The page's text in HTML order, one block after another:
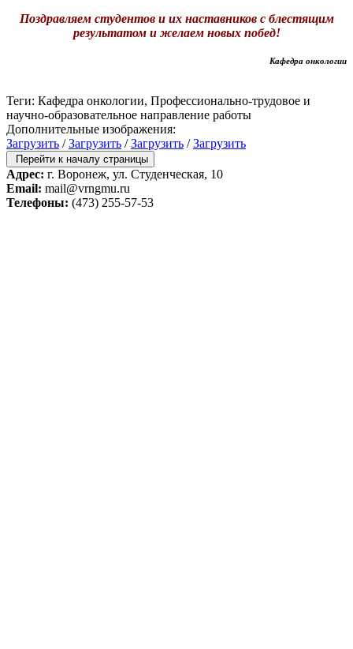
Поздравляем студентов и их наставников с блестящим
результатом и желаем новых побед!
Кафедра онкологии
Теги: Кафедра онкологии, Профессионально-трудовое и
научно-образовательное направление работы
Дополнительные изображения:
Загрузить /Загрузить /Загрузить /Загрузить
Перейти к началу страницы
Адрес: г. Воронеж, ул. Студенческая, 10
Email: mail@vrngmu.ru
Телефоны: (473) 255-57-53